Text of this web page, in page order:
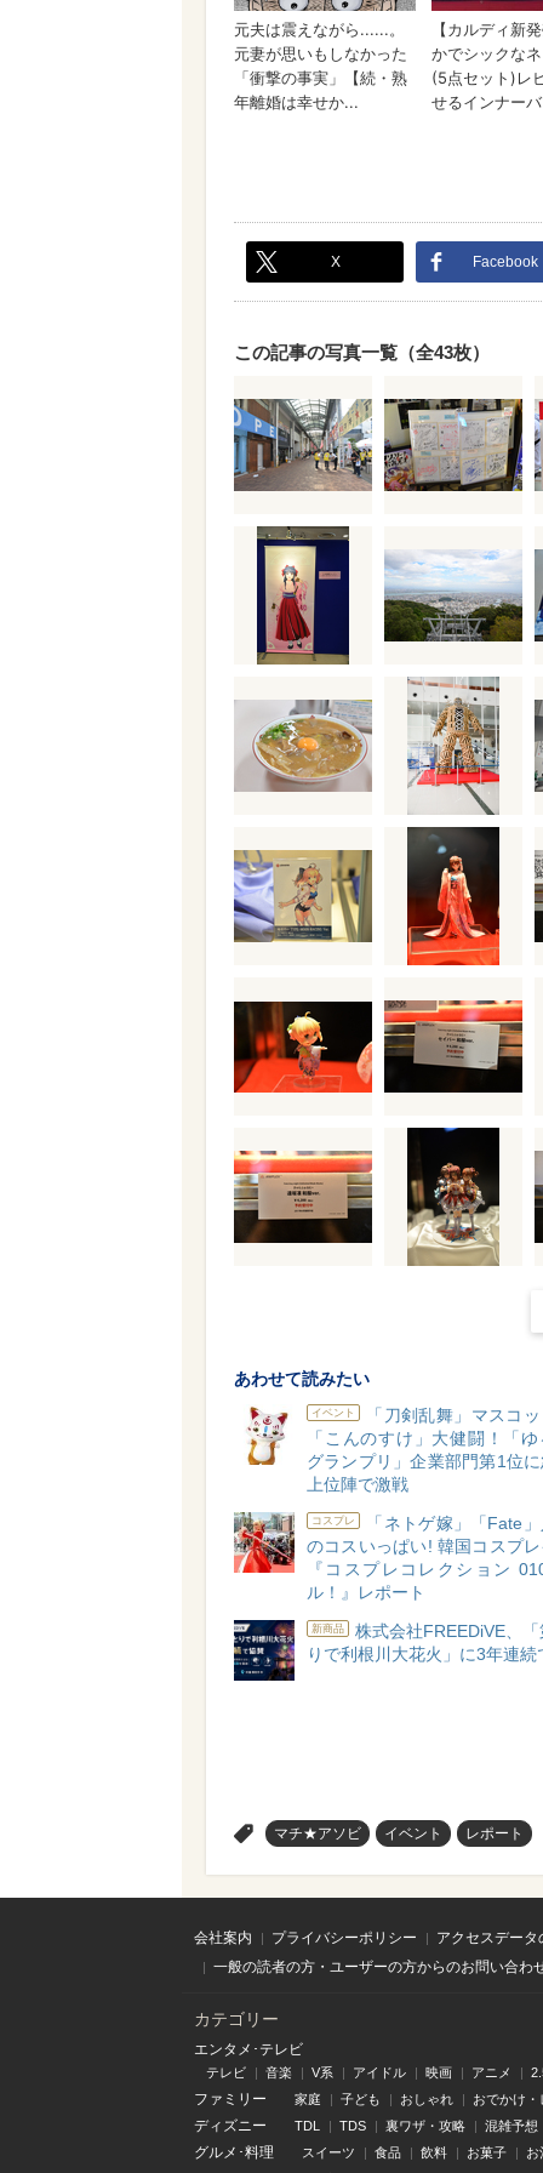
X Facebook
この記事の写真一覧（全43枚）
あわせて読みたい
イベント
「刀剣乱舞」マスコ
「こんのすけ」大健闘！「
グランプリ」企業部門第1位
上位陣で激戦
コスプレ
「ネトゲ嫁」「Fate
のコスいっぱい! 韓国コスプ
『コスプレコレクション
ル！』レポート
新商品
株式会社FREEDiVE、
りで利根川大花火」に3年連続
マチ★アソビ イベント レポート
会社案内 プライバシーポリシー
アクセスデー
一般の読者の方・ユーザーの方からのお問い合わ
カテゴリー
エンタメ･テレビ
テレビ 音楽 V系 アイドル 映画 アニメ
ファミリー 家庭 子ども おしゃれ おでかけ・
ディズニー TDL TDS 裏ワザ・攻略 混雑予想
グルメ･料理 スイーツ 食品 飲料 お菓子 お